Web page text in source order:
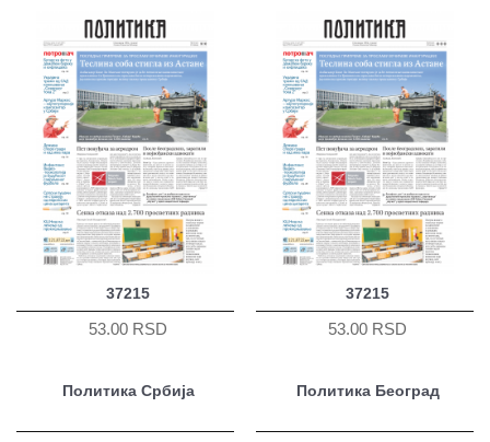
37215
53.00 RSD
37215
53.00 RSD
Политика Србија Политика Београд